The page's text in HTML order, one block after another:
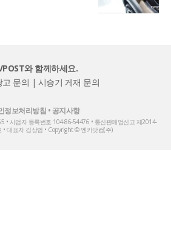
와 함께하세요.
고 문의 | 시승기 게재 문의
정보처리방침 • 공지사항
• 사업자 등록번호 104-86-54476 • 통신판매업신고 제2014-
• 대표자 김상범 • Copyright © 엔카닷컴(주)